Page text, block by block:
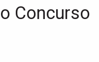
Concurso